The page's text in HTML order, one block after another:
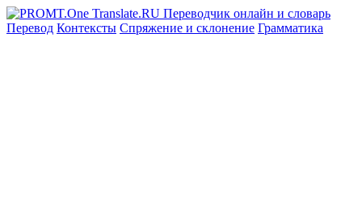
Перевод Контексты Спряжение и склонение Грамматика